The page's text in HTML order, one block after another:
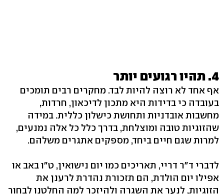
4. תהיו רגועים יותר
אף אחד לא רוצה להיות לבד. מחקרים רבים תומכים
בעובדה כי בדידות היא מתכון לדיכאון, חרדות,
מחשבות אובדניות ותחושת כישלון כללית. במידה
שהזוגיות טובה ומוצלחת, בדרך כלל כל אלה נמנעים,
למרות שגם חיים ביחד, מספקים אתגרים משלהם.
לדברי ד"ר דריי, תאריכים כמו יום נישואין, ט"ו באב או
אפילו יום הולדת, הם תזכורת נהדרת לרענן את
הזוגיות, לנער את השגרה ולהיזכר למה החלטנו לבחור